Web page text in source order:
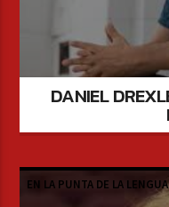
DANIEL
EN LA PUNTA DE LA LENGUA